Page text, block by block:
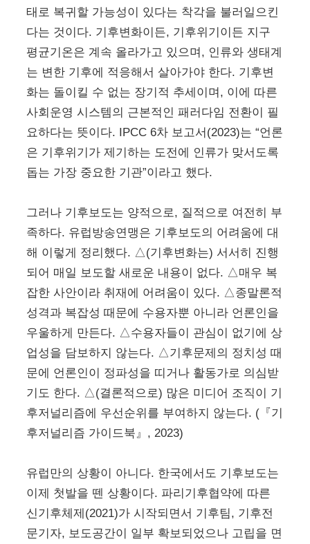
태로 복귀할 가능성이 있다는 착각을 불러일으킨
다는 것이다. 기후변화이든, 기후위기이든 지구
평균기온은 계속 올라가고 있으며, 인류와 생태계
는 변한 기후에 적응해서 살아가야 한다. 기후변
화는 돌이킬 수 없는 장기적 추세이며, 이에 따른
사회운영 시스템의 근본적인 패러다임 전환이 필
요하다는 뜻이다. IPCC 6차 보고서(2023)는 “언론
은 기후위기가 제기하는 도전에 인류가 맞서도록
돕는 가장 중요한 기관”이라고 했다.
그러나 기후보도는 양적으로, 질적으로 여전히 부
족하다. 유럽방송연맹은 기후보도의 어려움에 대
해 이렇게 정리했다. △(기후변화는) 서서히 진행
되어 매일 보도할 새로운 내용이 없다. △매우 복
잡한 사안이라 취재에 어려움이 있다. △종말론적
성격과 복잡성 때문에 수용자뿐 아니라 언론인을
우울하게 만든다. △수용자들이 관심이 없기에 상
업성을 담보하지 않는다. △기후문제의 정치성 때
문에 언론인이 정파성을 띠거나 활동가로 의심받
기도 한다. △(결론적으로) 많은 미디어 조직이 기
후저널리즘에 우선순위를 부여하지 않는다. (『기
후저널리즘 가이드북』, 2023)
유럽만의 상황이 아니다. 한국에서도 기후보도는
이제 첫발을 뗀 상황이다. 파리기후협약에 따른
신기후체제(2021)가 시작되면서 기후팀, 기후전
문기자, 보도공간이 일부 확보되었으나 고립을 면